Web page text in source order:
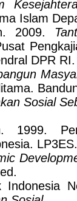
Islam
2009.
DPR
Sosial
1999.
Indonesia